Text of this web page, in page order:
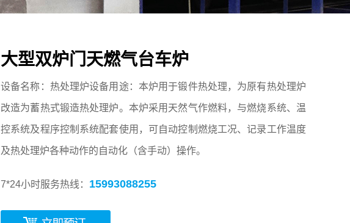
大型双炉门天燃气台车炉
设备名称：热处理炉设备用途：本炉用于锻件热处理，为原有热处理炉
改造为蓄热式锻造热处理炉。本炉采用天然气作燃料，与燃烧系统、温
控系统及程序控制系统配套使用，可自动控制燃烧工况、记录工作温度
及热处理炉各种动作的自动化（含手动）操作。
7*24小时服务热线： 15993088255